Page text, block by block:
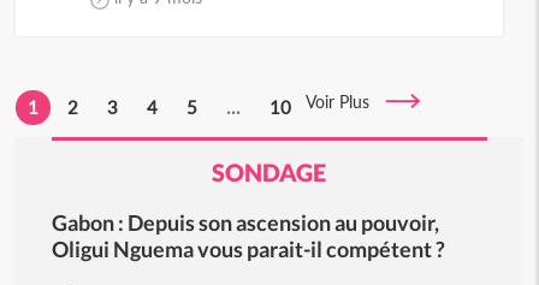
1 2 3 4 5 ... 10 Voir Plus
SONDAGE
Gabon : Depuis son ascension au pouvoir,
Oligui Nguema vous parait-il compétent ?